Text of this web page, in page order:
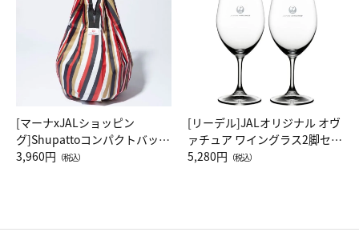
[マーナxJALショッピン
グ]Shupattoコンパクトバッグ
Drop JAL客室乗務員（LC）ス
3,960円 （税込）
[リーデル]JALオリジナル オヴ
ァチュア ワイングラス2脚セッ
ト（レッドワイン）
5,280円 （税込）